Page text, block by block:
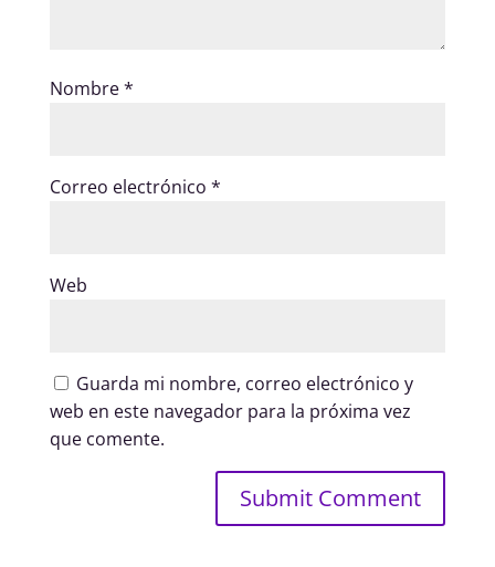
Nombre*
Correo electrónico *
Web
Guarda mi nombre, correo electrónico y
web en este navegador para la próxima vez
que comente.